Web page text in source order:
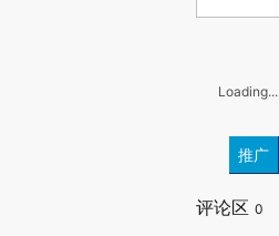
Loading...
推广
评论区 0